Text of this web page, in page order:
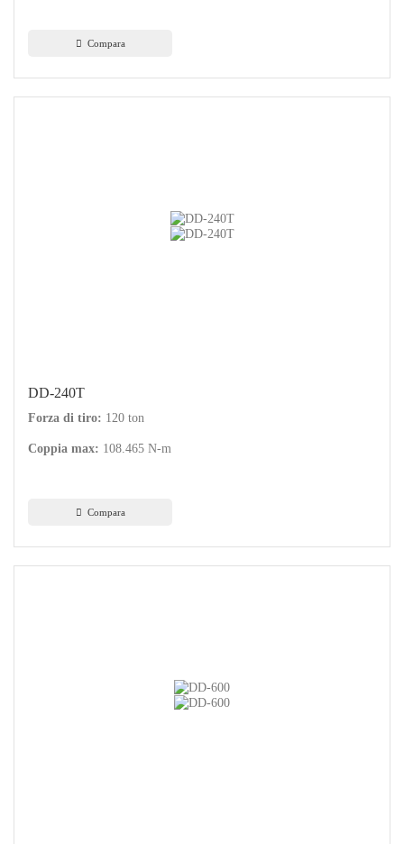
Compara
DD-240T
Forza di tiro: 120 ton
Coppia max: 108.465 N-m
Compara